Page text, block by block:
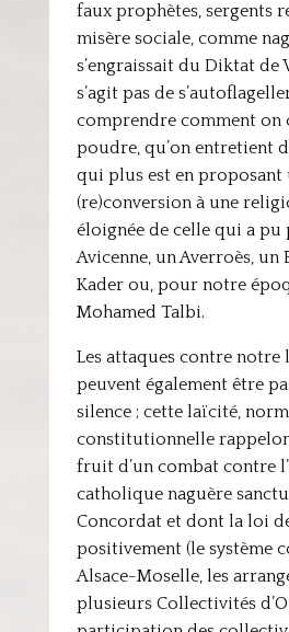
faux prophètes, sergents
misère sociale, comme
s’engraissait du Diktat de
s’agit pas de
comprendre comment on
poudre, qu’on entretient
qui plus est en proposant
(re)conversion à une
éloignée de celle qui a
Avicenne, un Averroès, un
Kader ou, pour notre
Mohamed Talbi.
Les attaques contre notre
peuvent également être
silence ; cette laïcité,
constitutionnelle
fruit d’un combat contre
catholique naguère
Concordat et dont la loi de
positivement (le système
Alsace-Moselle, les
plusieurs Collectivités